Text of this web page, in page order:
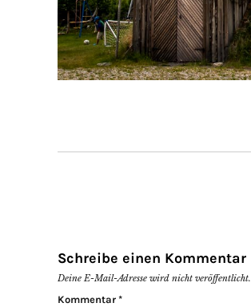
Schreibe einen Kommentar
Deine E-Mail-Adresse wird nicht veröffentlicht.
Kommentar *